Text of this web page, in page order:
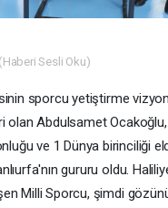
(Haberi Sesli Oku)
sporcu yetiştirme
olan Abdulsamet
ve 1 Dünya birinciliği
gururu oldu.
Milli Sporcu, şimdi